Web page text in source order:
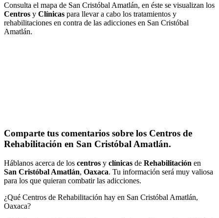
Consulta el mapa de San Cristóbal Amatlán, en éste se visualizan los
Centros y Clínicas para llevar a cabo los tratamientos y
rehabilitaciones en contra de las adicciones en San Cristóbal
Amatlán.
Comparte tus comentarios sobre los Centros de
Rehabilitación en San Cristóbal Amatlán.
Háblanos acerca de los centros y clínicas de Rehabilitación en
San Cristóbal Amatlán, Oaxaca. Tu información será muy valiosa
para los que quieran combatir las adicciones.
¿Qué Centros de Rehabilitación hay en San Cristóbal Amatlán,
Oaxaca?